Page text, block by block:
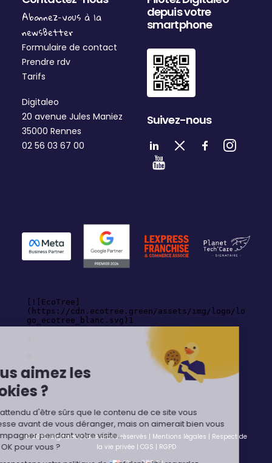
Vous aimez les
cookies ?
On a attendu d'être sûrs que le contenu de ce site vous
intéresse avant de vous déranger, mais on aimerait bien vous
accompagner pendant votre visite...
C'est OK pour vous ?
Abonnez-vous à la
newsBetter
Formulaire de contact
Prendre rdv
Tarifs
Digitaleo
20 avenue Jules Maniez
35000 Rennes
02 56 03 67 00
depuis votre
smartphone
Suivez-nous
© 2025 Digitaleo | Tous droits réservés | Mentions légales | Respect de
la vie privée| CGS | RGPD